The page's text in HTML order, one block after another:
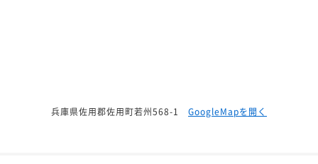
兵庫県佐用郡佐用町若州568-1 GoogleMapを開く